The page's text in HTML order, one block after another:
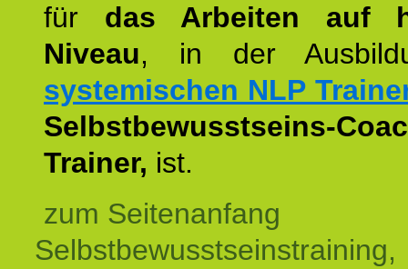
für das Arbeiten auf
Niveau, in der
systemischen NLP
Selbstbewusstseins-
Trainer, ist.
zum Seitenanfang
Selbstbewusstseinstraining,